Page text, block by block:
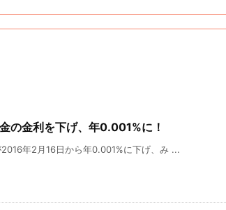
の金利を下げ、年0.001%に！
年2月16日から年0.001%に下げ、み ...